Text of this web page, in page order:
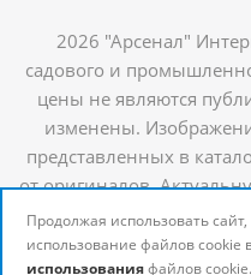
2026 "Арсенал"
садового и
цены не являются
изменены.
представленных в
от оригиналов.
наличии товаров
Продолжая использовать
использование файлов cookie
использованияфайлов cookie.